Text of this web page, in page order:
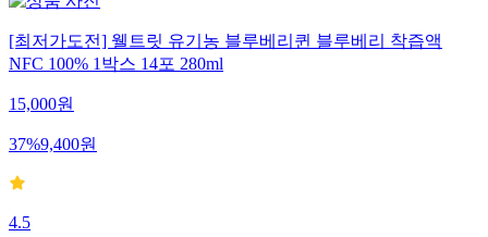
[최저가도전] 웰트릿 유기농 블루베리퀸 블루베리 착즙액
NFC 100% 1박스 14포 280ml
15,000원
37%9,400원
4.5